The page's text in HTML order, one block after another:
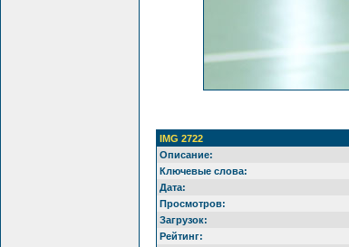
IMG 2722
Описание:
Ключевые слова:
Дата:
Просмотров:
Загрузок:
Рейтинг: